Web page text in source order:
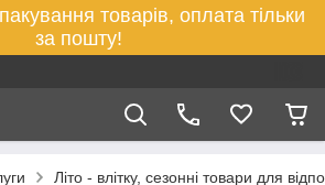
товарів, оплата тільки
за пошту!
Літо - влітку, сезонні товари для